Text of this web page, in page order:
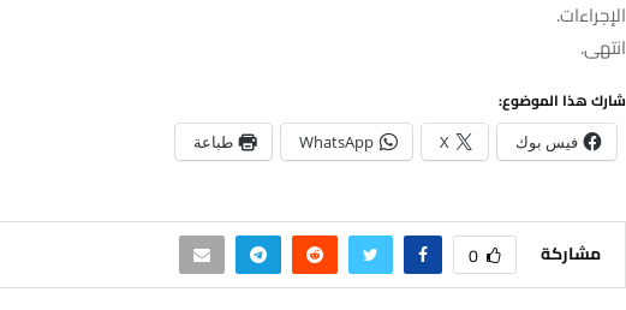
الإجراءات.
انتهى.
شارك هذا الموضوع:
فيس بوك X
WhatsApp طباعة
مشاركة 0